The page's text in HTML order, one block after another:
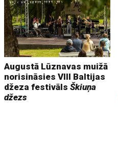
Augustā Lūznavas muižā
norisināsies VIII Baltijas
džeza festivālsŠkiuņa
džezs